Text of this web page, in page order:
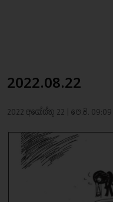
2022.08.22
2022 අගෝස්තු 22 | පෙ.ව. 09:09